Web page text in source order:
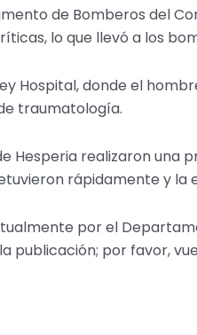
de Bomberos del
lo que llevó a los
Hospital, donde el
traumatología.
Hesperia realizaron una
rápidamente y la
por el
publicación; por favor,